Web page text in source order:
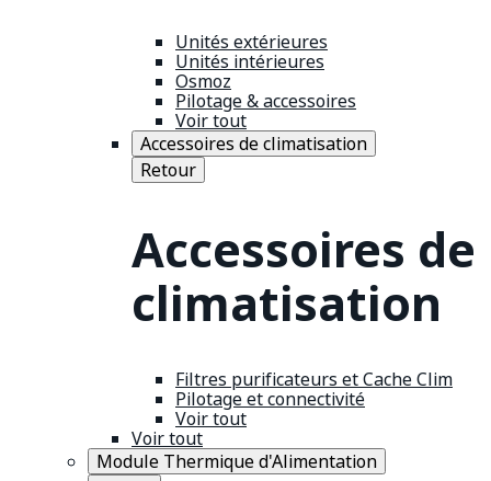
Unités extérieures
Unités intérieures
Osmoz
Pilotage & accessoires
Voir tout
Accessoires de climatisation
Retour
Accessoires de
climatisation
Filtres purificateurs et Cache Clim
Pilotage et connectivité
Voir tout
Voir tout
Module Thermique d'Alimentation